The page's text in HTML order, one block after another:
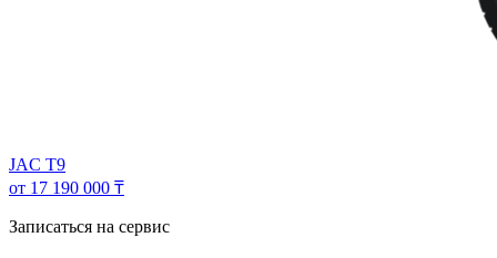
JAC T9
от 17 190 000 ₸
Записаться на сервис